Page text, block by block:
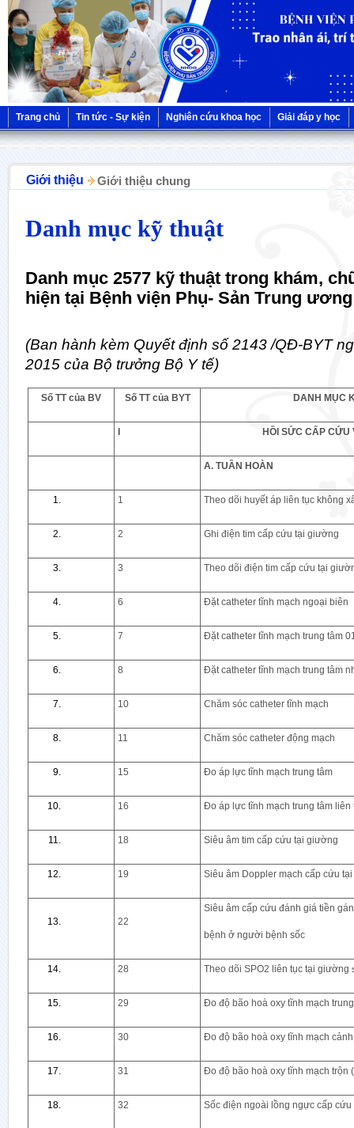
Trang chủ Tin tức - Sự kiện Nghiên cứu khoa học Giải đáp y học
Giới thiệu Giới thiệu chung
Danh mục kỹ thuật
Danh mục 2577 kỹ thuật trong khám,
hiện tại Bệnh viện Phụ- Sản Trung ương
(Ban hành kèm Quyết định số 2143 /QĐ-BYT
2015 của Bộ trưởng Bộ Y tế)
Số TT của BV Số TT của BYT DANH MỤC
HỒI SỨC CẤP CỨU
A. TUẦN HOÀN
1 Theo dõi huyết áp liên tục không
2 Ghi điện tim cấp cứu tại giường
3 Theo dõi điện tim cấp cứu tại
6 Đặt catheter tĩnh mạch ngoại biên
7 Đặt catheter tĩnh mạch trung tâm
8 Đặt catheter tĩnh mạch trung tâm
10 Chăm sóc catheter tĩnh mạch
11 Chăm sóc catheter động mạch
15 Đo áp lực tĩnh mạch trung tâm
16 Đo áp lực tĩnh mạch trung tâm liên
18 Siêu âm tim cấp cứu tại giường
19 Siêu âm Doppler mạch cấp cứu
22
Siêu âm cấp cứu đánh giá tiền
bệnh ở người bệnh sốc
28 Theo dõi SPO2 liên tục tại giường
29 Đo độ bão hoà oxy tĩnh mạch
30 Đo độ bão hoà oxy tĩnh mạch
31 Đo độ bão hoà oxy tĩnh mạch trộn
32 Sốc điện ngoài lồng ngực cấp cứu
Khối cận lâm sàng
Khoa Chẩn đoán hình ảnh
Khối
Khoa